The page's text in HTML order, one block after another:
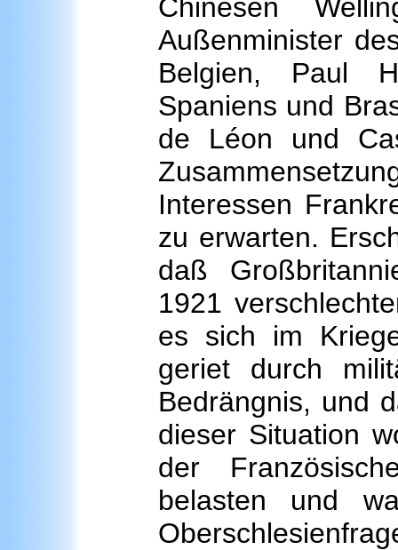
Chinesen
Außenminister
Belgien, Paul
Spaniens und
de Léon und
Interessen
zu erwarten.
daß
1921
es sich im
geriet durch
Bedrängnis, und
dieser Situation
der
belasten und